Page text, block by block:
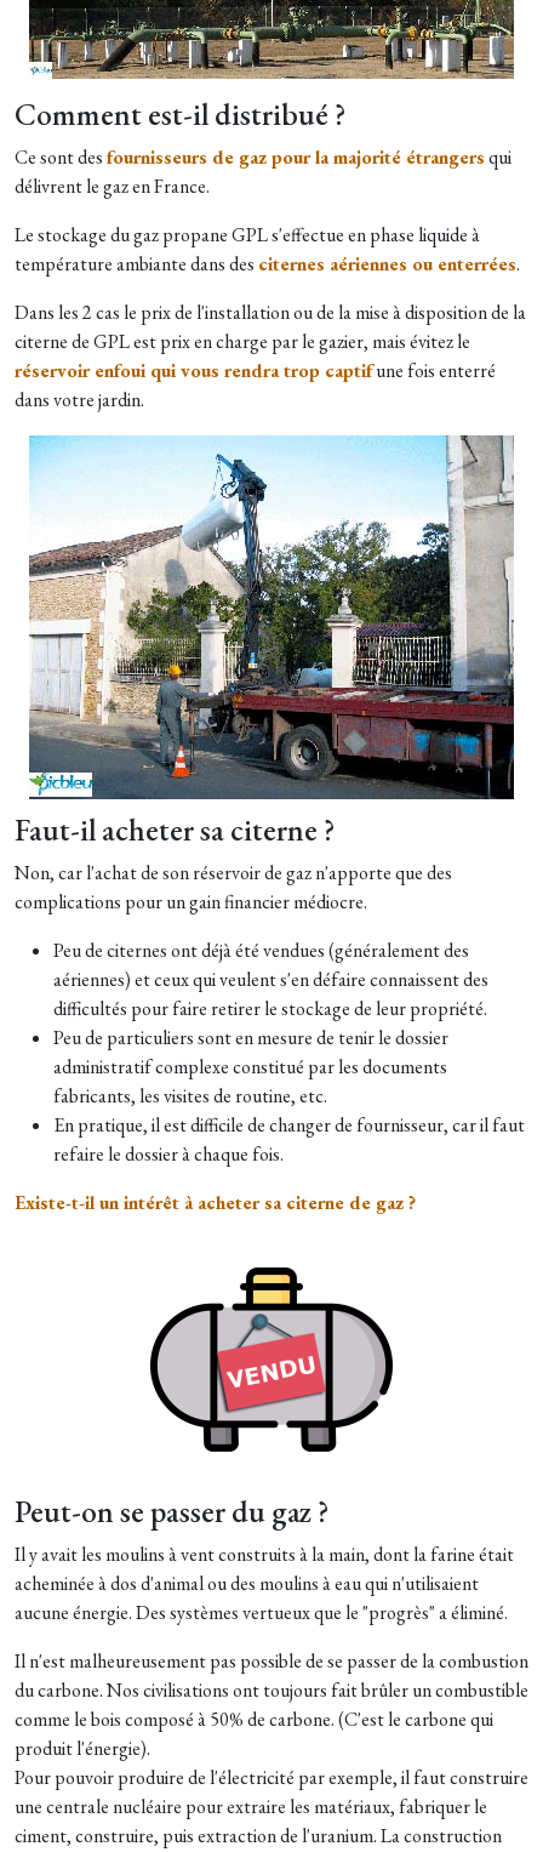
Comment est-il distribué ?
Ce sont desfournisseurs de gaz pour la majorité étrangersqui
délivrent le gaz en France.
Le stockage du gaz propane GPL s'effectue en phase liquide à
température ambiante dans des citernes aériennes ou enterrées.
Dans les 2 cas le prix de l'installation ou de la mise à disposition de la
citerne de GPL est prix en charge par le gazier, mais évitez le
réservoir enfoui qui vous rendra trop captifune fois enterré
dans votre jardin.
Faut-il acheter sa citerne ?
Non, car l'achat de son réservoir de gaz n'apporte que des
complications pour un gain financier médiocre.
Peu de citernes ont déjà été vendues (généralement des
aériennes) et ceux qui veulent s'en défaire connaissent des
difficultés pour faire retirer le stockage de leur propriété.
Peu de particuliers sont en mesure de tenir le dossier
administratif complexe constitué par les documents
fabricants, les visites de routine, etc.
En pratique, il est difficile de changer de fournisseur, car il faut
refaire le dossier à chaque fois.
Existe-t-il un intérêt à acheter sa citerne de gaz ?
Peut-on se passer du gaz ?
Il y avait les moulins à vent construits à la main, dont la farine était
acheminée à dos d'animal ou des moulins à eau qui n'utilisaient
aucune énergie. Des systèmes vertueux que le "progrès" a éliminé.
Il n'est malheureusement pas possible de se passer de la combustion
du carbone. Nos civilisations ont toujours fait brûler un combustible
comme le bois composé à 50% de carbone. (C'est le carbone qui
produit l'énergie).
Pour pouvoir produire de l'électricité par exemple, il faut construire
une centrale nucléaire pour extraire les matériaux, fabriquer le
ciment, construire, puis extraction de l'uranium. La construction